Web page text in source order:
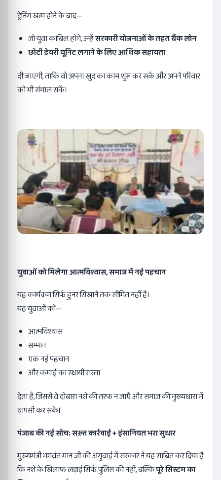
ट्रेनिंग खत्म होने के बाद—
जो युवा काबिल होंगे, उन्हेंसरकारी योजनाओं के तहत बैंक लोन
छोटी डेयरी यूनिट लगाने के लिए आर्थिक सहायता
दी जाएगी, ताकि वो अपना खुद का काम शुरू कर सकें और अपने परिवार
को भी संभाल सकें।
युवाओं को मिलेगा आत्मविश्वास,समाज में नई पहचान
यह कार्यक्रम सिर्फ हुनर सिखाने तक सीमित नहीं है।
यह युवाओं को—
आत्मविश्वास
सम्मान
एक नई पहचान
और कमाई का स्थायी रास्ता
देता है, जिससे वे दोबारा नशे की तरफ न जाएँ और समाज की मुख्यधारा में
वापसी कर सकें।
पंजाब की नई सोच: सख़्त कार्रवाई + इंसानियत भरा सुधार
मुख्यमंत्री भगवंत मान जी की अगुवाई में सरकार ने यह साबित कर दिया है
कि नशे के खिलाफ लड़ाई सिर्फ पुलिस की नहीं, बल्किपूरे सिस्टम का